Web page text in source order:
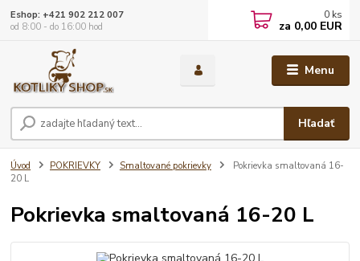
Menu
Hľadať
Eshop: +421 902 212 007
od 8:00 - do 16:00 hod
0 ks
za 0,00 EUR
Úvod POKRIEVKY Smaltované pokrievky
Pokrievka smaltovaná 16-
20 L
Pokrievka smaltovaná 16-20 L